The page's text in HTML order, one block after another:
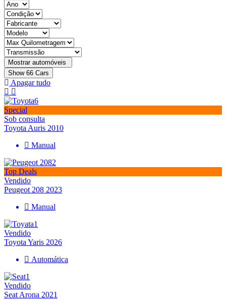
Show 66 Cars
Apagar tudo
Special
Sob consulta
Toyota Auris 2010
Manual
Top Deals
Vendido
Peugeot 208 2023
Manual
Vendido
Toyota Yaris 2026
Automática
Vendido
Seat Arona 2021